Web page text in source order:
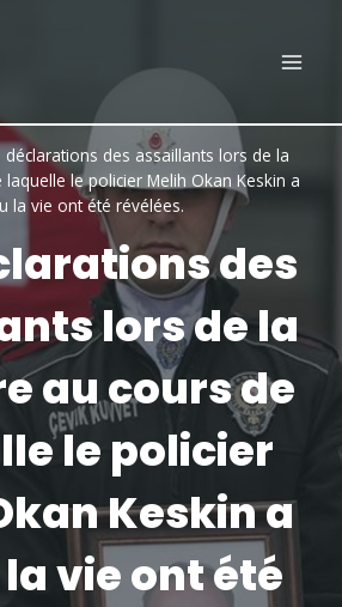
déclarations des assaillants lors de la
le policier Melih Okan Keskin a
la vie ont été révélées.
des
lors de la
au cours de
le policier
Keskin a
vie ont été